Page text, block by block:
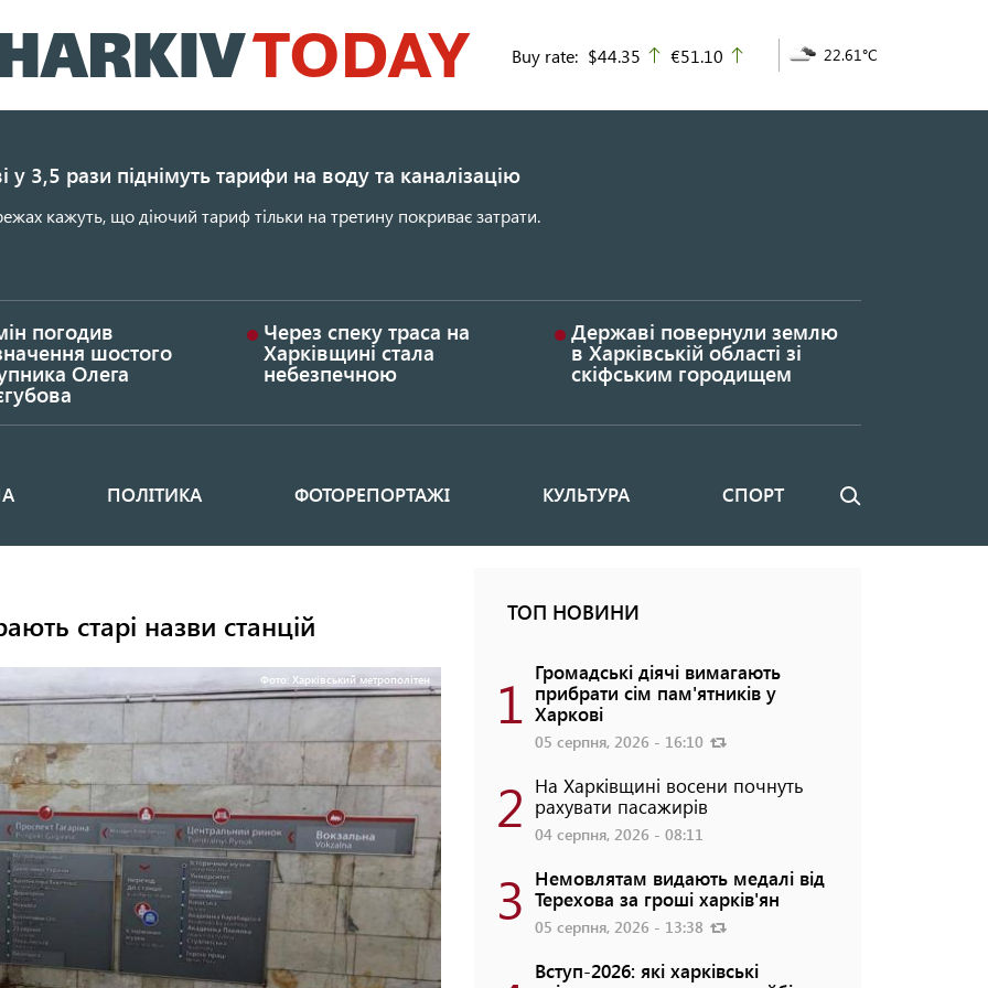
до
основного
Buy rate: $44.35 up
€51.10 22.61°C
у 3,5 рази піднімуть тарифи на воду та каналізацію
кажуть, що діючий тариф тільки на третину покриває затрати.
погодив
шостого
Олега
Через спеку траса на
Харківщині стала
небезпечною
Державі повернули землю
в Харківській області зі
скіфським городищем
ПОЛІТИКА ФОТОРЕПОРТАЖІ КУЛЬТУРА СПОРТ Пошук
старі назви станцій
Фото: Харківський метрополітен
ТОП НОВИНИ
1 Громадські діячі вимагають
прибрати сім пам'ятників у
Харкові
05 серпня, 2026 - 16:10
2 На Харківщині восени почнуть
рахувати пасажирів
04 серпня, 2026 - 08:11
3 Немовлятам видають медалі від
Терехова за гроші харків'ян
05 серпня, 2026 - 13:38
Вступ-2026: які харківські